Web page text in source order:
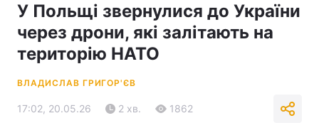
У Польщі звернулися до України
через дрони, які залітають на
територію НАТО
ВЛАДИСЛАВ ГРИГОР'ЄВ
17:02, 20.05.26 2 хв. 1862